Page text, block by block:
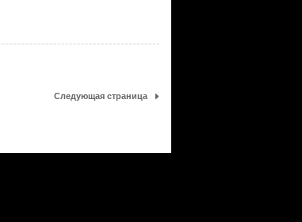
Следующая страница